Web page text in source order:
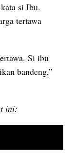
si Ibu.
tertawa
Si ibu
bandeng,”
ini: